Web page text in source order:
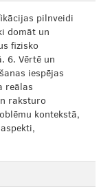
pilnveidi
domāt un
fizisko
6. Vērtē un
iespējas
reālas
raksturo
kontekstā,